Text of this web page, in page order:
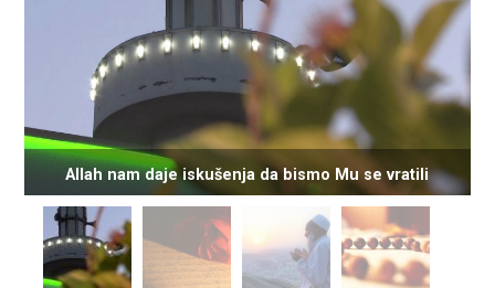
Allah nam daje iskušenja da bismo Mu se vratili